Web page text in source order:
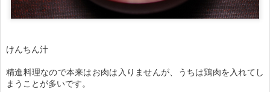
けんちん汁
精進料理なので本来はお肉は入りませんが、うちは鶏肉を入れてし
まうことが多いです。